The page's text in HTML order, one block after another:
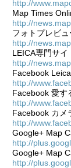
http://
Map Times
http://
フォトプレビ
http://
LEICA専門サ
http://
Facebook
http://
Facebook 愛す
http://
Facebook カメ
http://
Google+ Map
http://
Google+ Map
http://